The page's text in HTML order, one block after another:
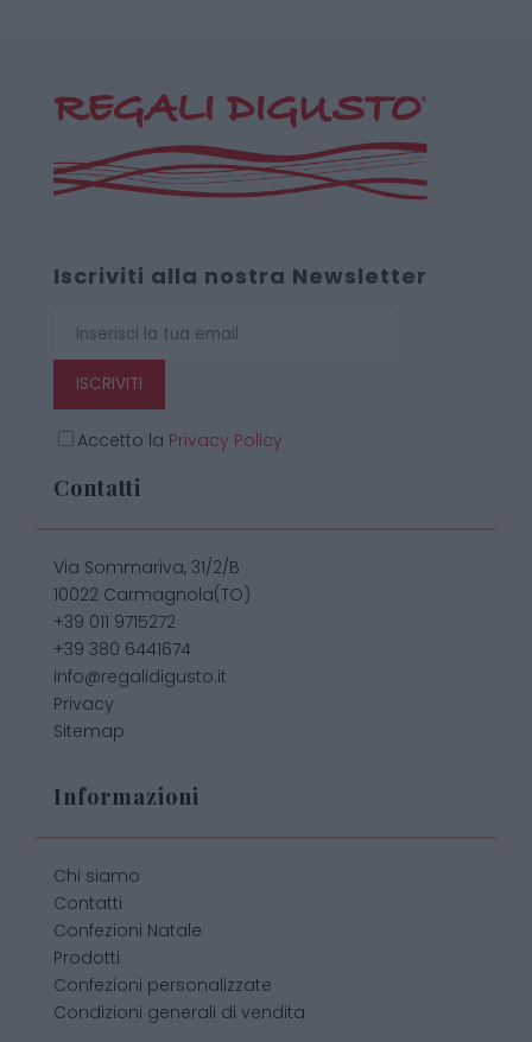
Iscriviti alla nostra Newsletter
ISCRIVITI
Accetto la Privacy Policy
Contatti
Via Sommariva, 31/2/B
10022 Carmagnola(TO)
+39 011 9715272
+39 380 6441674
info@regalidigusto.it
Privacy
Sitemap
Informazioni
Chi siamo
Contatti
Confezioni Natale
Prodotti
Confezioni personalizzate
Condizioni generali di vendita